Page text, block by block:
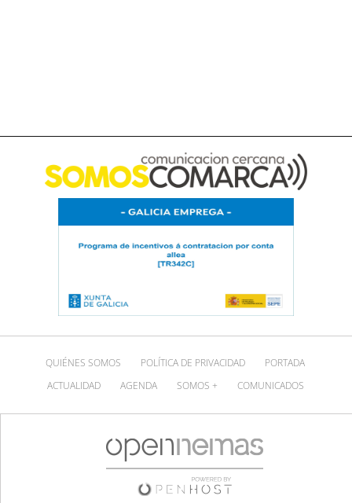
QUIÉNES SOMOS POLÍTICA DE PRIVACIDAD
PORTADA
ACTUALIDAD
AGENDA SOMOS + COMUNICADOS